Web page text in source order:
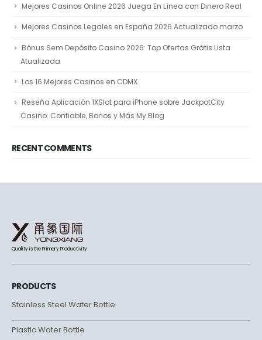
Mejores Casinos Online 2026 Juega En Línea con Dinero Real
Mejores Casinos Legales en España 2026 Actualizado marzo
Bónus Sem Depósito Casino 2026: Top Ofertas Grátis Lista
Atualizada
Los 16 Mejores Casinos en CDMX
Reseña Aplicación 1XSlot para iPhone sobre JackpotCity
Casino: Confiable, Bonos y Más My Blog
RECENT COMMENTS
Quality is the Primary Productivity
PRODUCTS
Stainless Steel Water Bottle
Plastic Water Bottle